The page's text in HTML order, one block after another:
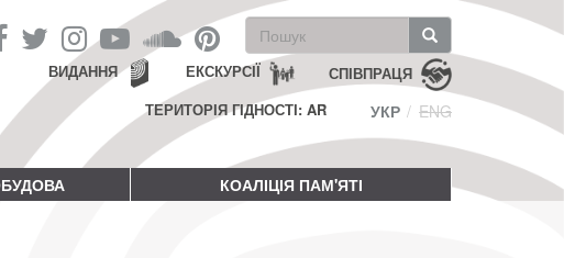
Пошукова
форма
Пошук СПІВПРАЦЯ
ЕКСКУРСІЇ
ВИДАННЯ
ТЕРИТОРІЯ ГІДНОСТІ: AR
УКР ENG
КОАЛІЦІЯ ПАМ'ЯТІ